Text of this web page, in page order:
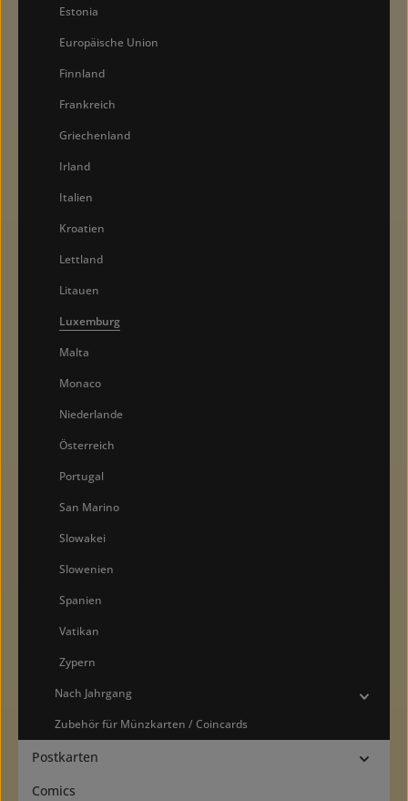
Estonia
Europäische Union
Finnland
Frankreich
Griechenland
Irland
Italien
Kroatien
Lettland
Litauen
Luxemburg
Malta
Monaco
Niederlande
Österreich
Portugal
San Marino
Slowakei
Slowenien
Spanien
Vatikan
Zypern
Nach Jahrgang
Zubehör für Münzkarten / Coincards
Postkarten
Comics